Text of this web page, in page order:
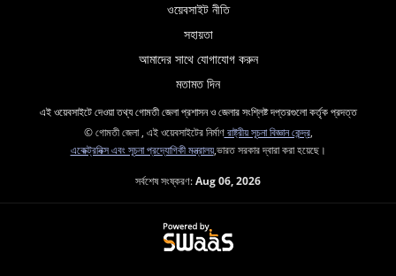
ওয়েবসাইট নীতি
সহায়তা
আমাদের সাথে যোগাযোগ করুন
মতামত দিন
এই ওয়েবসাইটে দেওয়া তথ্য গোমতী জেলা প্রশাসন ও জেলার সংশ্লিষ্ট দপ্তরগুলো কর্তৃক প্রদত্ত
© গোমতী জেলা , এই ওয়েবসাইটের নির্মাণরাষ্ট্রীয় সূচনা বিজ্ঞান কেন্দ্র,
একেক্ট্রনিক্স এবং সূচনা প্রদ্যোগিকী মন্ত্রালয়,ভারত সরকার দ্বারা করা হয়েছে।
সর্বশেষ সংষ্করণ:Aug 06, 2026